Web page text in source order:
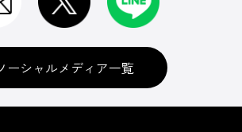
ーシャルメディア一覧